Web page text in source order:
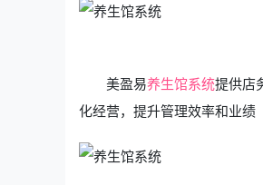
美盈易养生馆系统提供店
化经营，提升管理效率和业绩